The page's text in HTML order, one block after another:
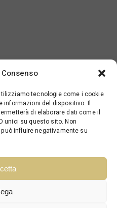
tecnologie come i cookie
informazioni del dispositivo. Il
di elaborare dati come il
unici su questo sito. Non
influire negativamente su